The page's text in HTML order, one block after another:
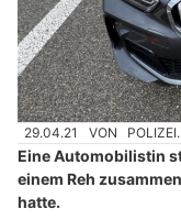
29.04.21 VON
Eine Automobilistin
einem Reh
hatte.